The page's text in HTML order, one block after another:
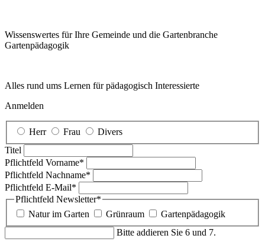
Wissenswertes für Ihre Gemeinde und die Gartenbranche
Garten­pädagogik
Alles rund ums Lernen für pädagogisch Interessierte
Anmelden
Herr Frau
Divers
Titel
Pflichtfeld Vorname*
Pflichtfeld Nachname*
Pflichtfeld E-Mail*
Pflichtfeld Newsletter*
Natur im Garten
Grünraum
Gartenpädagogik
Bitte addieren Sie 6 und 7.